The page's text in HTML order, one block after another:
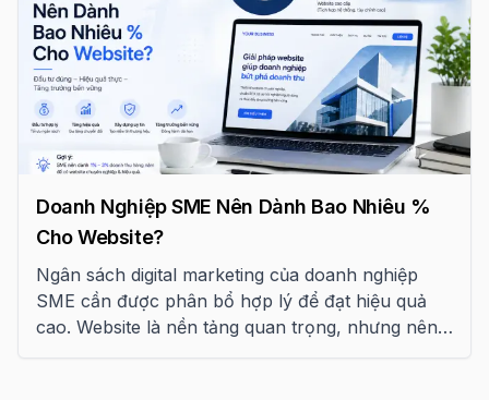
Doanh Nghiệp SME Nên Dành Bao Nhiêu %
Cho Website?
Ngân sách digital marketing của doanh nghiệp
SME cần được phân bổ hợp lý để đạt hiệu quả
cao. Website là nền tảng quan trọng, nhưng nên